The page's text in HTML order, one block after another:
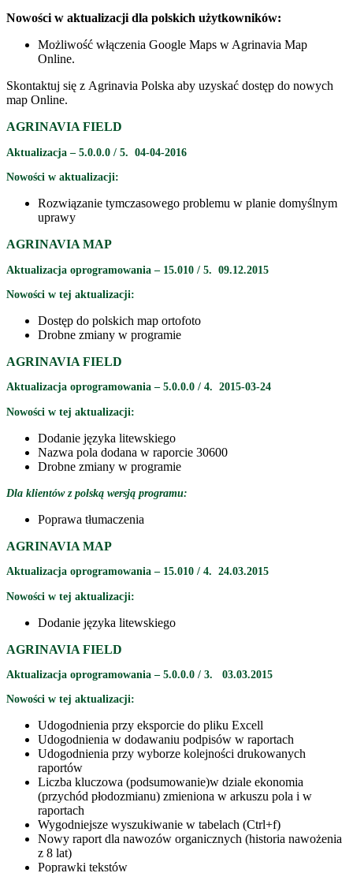
Nowości w aktualizacji dla polskich użytkowników:
Możliwość włączenia Google Maps w Agrinavia Map
Online.
Skontaktuj się z Agrinavia Polska aby uzyskać dostęp do nowych
map Online.
AGRINAVIA FIELD
Aktualizacja – 5.0.0.0 / 5. 04-04-2016
Nowości w aktualizacji:
Rozwiązanie tymczasowego problemu w planie domyślnym
uprawy
AGRINAVIA MAP
Aktualizacja oprogramowania – 15.010 / 5. 09.12.2015
Nowości w tej aktualizacji:
Dostęp do polskich map ortofoto
Drobne zmiany w programie
AGRINAVIA FIELD
Aktualizacja oprogramowania – 5.0.0.0 / 4. 2015-03-24
Nowości w tej aktualizacji:
Dodanie języka litewskiego
Nazwa pola dodana w raporcie 30600
Drobne zmiany w programie
Dla klientów z polską wersją programu:
Poprawa tłumaczenia
AGRINAVIA MAP
Aktualizacja oprogramowania – 15.010 / 4. 24.03.2015
Nowości w tej aktualizacji:
Dodanie języka litewskiego
AGRINAVIA FIELD
Aktualizacja oprogramowania – 5.0.0.0 / 3. 03.03.2015
Nowości w tej aktualizacji:
Udogodnienia przy eksporcie do pliku Excell
Udogodnienia w dodawaniu podpisów w raportach
Udogodnienia przy wyborze kolejności drukowanych
raportów
Liczba kluczowa (podsumowanie)w dziale ekonomia
(przychód płodozmianu) zmieniona w arkuszu pola i w
raportach
Wygodniejsze wyszukiwanie w tabelach (Ctrl+f)
Nowy raport dla nawozów organicznych (historia nawożenia
z 8 lat)
Poprawki tekstów